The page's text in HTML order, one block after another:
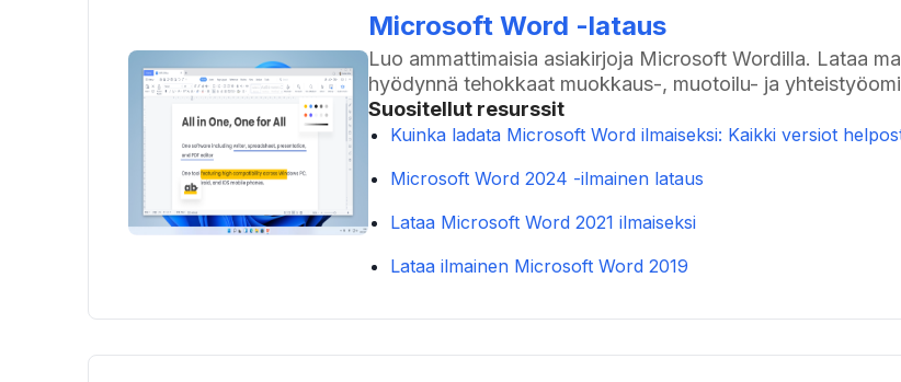
Microsoft Word -lataus
Luo ammattimaisia asiakirjoja Microsoft Wordilla. Lataa
hyödynnä tehokkaat muokkaus-, muotoilu- ja
Suositellut resurssit
Kuinka ladata Microsoft Word ilmaiseksi: Kaikki versiot
Microsoft Word 2024 -ilmainen lataus
Lataa Microsoft Word 2021 ilmaiseksi
Lataa ilmainen Microsoft Word 2019